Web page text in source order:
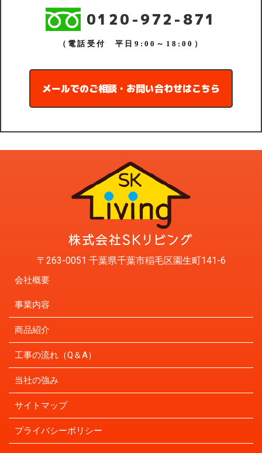
0120-972-871
（電話受付 平日9:00～18:00）
メールでのご相談・お問い合わせはこちら
〒263-0051 千葉県千葉市稲毛区園生町141-6
会社概要
事業内容
商品紹介
工事の流れ（Q＆A）
当社の強み
サイトマップ
プライバシーポリシー